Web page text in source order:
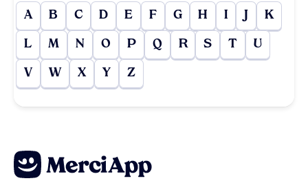
A B C D E F G H I J K
L M N O P Q R S T U
V W X Y Z